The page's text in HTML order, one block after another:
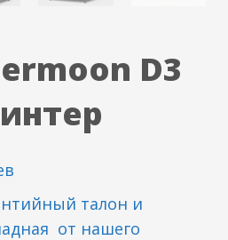
D3
талон и
от нашего